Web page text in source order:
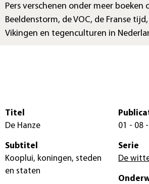
Pers verschenen onder meer boeken
Beeldenstorm, de VOC, de Franse
Vikingen en tegenculturen in
Titel
De Hanze
Subtitel
Kooplui, koningen, steden
en staten
01 - 08
Serie
De